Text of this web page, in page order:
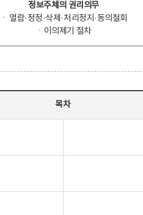
정보주체의 권리의무
ㆍ 열람·정정·삭제·처리정지·동의철회
ㆍ이의제기 절차
목차